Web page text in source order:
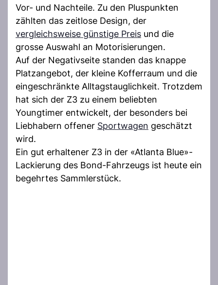
Vor- und Nachteile. Zu den Pluspunkten
zählten das zeitlose Design, der
vergleichsweise günstige Preis und die
grosse Auswahl an Motorisierungen.
Auf der Negativseite standen das knappe
Platzangebot, der kleine Kofferraum und die
eingeschränkte Alltagstauglichkeit. Trotzdem
hat sich der Z3 zu einem beliebten
Youngtimer entwickelt, der besonders bei
Liebhabern offener Sportwagen geschätzt
wird.
Ein gut erhaltener Z3 in der «Atlanta Blue»-
Lackierung des Bond-Fahrzeugs ist heute ein
begehrtes Sammlerstück.